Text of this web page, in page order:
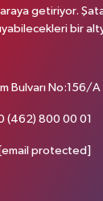
getiriyor.
bir
Bulvarı
(462) 800 00 01
[email protected]